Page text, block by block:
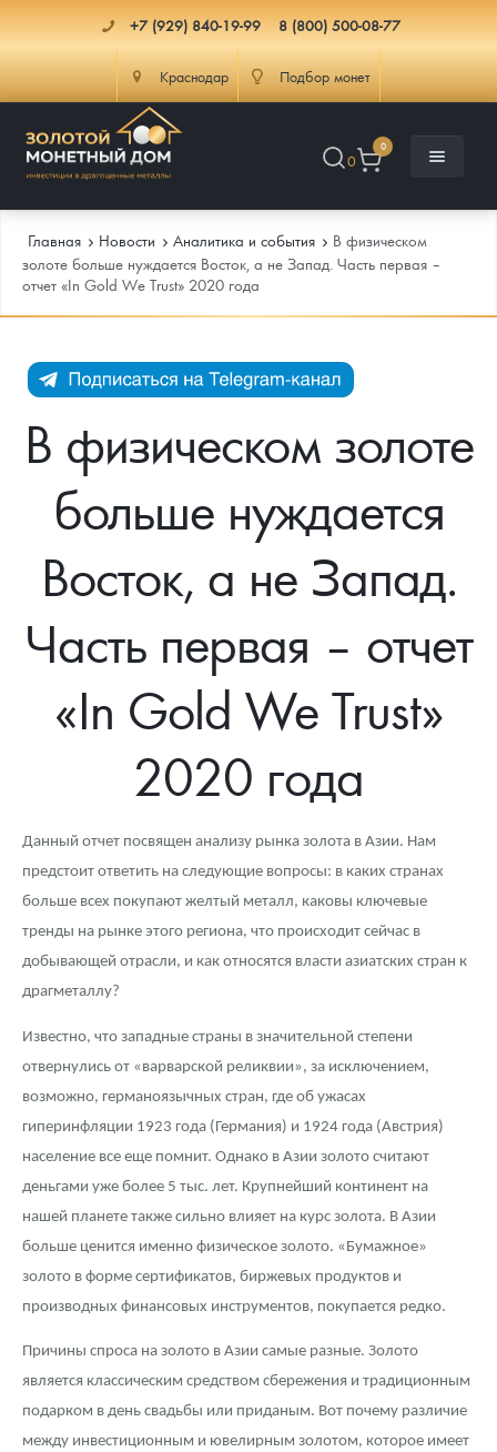
+7 (929) 840-19-99 8 (800) 500-08-77
Краснодар Подбор монет
0
0
Каталог
Каталог Монет
Монеты Россия и СССР
Иностранные
Памятные и старинные монеты
Памятные монеты России и СССР
Монеты Царской России
Монеты стран мира после 1950г
Монеты и жетоны ЗМД
Георгий Победоносец
Золотые слитки
Аксессуары
Жетоны "Необыкновенные обитатели глубин"
Ювелирные изделия
Русская нумизматика
Наборы подарочных и коллекционных монет
Монеты и жетоны из недрагоценных металлов
Книги по нумизматике
Инфо
Подлинность монет
Клуб ЗМД
Гарантии
Выкуп серебряных монет
Вопрос - ответ
Памятка для работы с монетами из драгметаллов
Условия возврата
Политика использования Cookies
Положение по обработке и защите персональных данных
Услуги
Подбор монет
Информация
Новости
Аналитика и события
2026 год
Георгий Победоносец - динамика цен
Котировки
Лом выкуп
Скупка слитков
О нас
Наши преимущества
Письмо директору
Главная Новости Аналитика и события
В физическом
золоте больше нуждается Восток, а не Запад. Часть первая –
отчет «In Gold We Trust» 2020 года
В физическом золоте
больше нуждается
Восток, а не Запад.
Часть первая – отчет
«In Gold We Trust»
2020 года
Данный отчет посвящен анализу рынка золота в Азии. Нам
предстоит ответить на следующие вопросы: в каких странах
больше всех покупают желтый металл, каковы ключевые
тренды на рынке этого региона, что происходит сейчас в
добывающей отрасли, и как относятся власти азиатских стран к
драгметаллу?
Известно, что западные страны в значительной степени
отвернулись от «варварской реликвии», за исключением,
возможно, германоязычных стран, где об ужасах
гиперинфляции 1923 года (Германия) и 1924 года (Австрия)
население все еще помнит. Однако в Азии золото считают
деньгами уже более 5 тыс. лет. Крупнейший континент на
нашей планете также сильно влияет на курс золота. В Азии
больше ценится именно физическое золото. «Бумажное»
золото в форме сертификатов, биржевых продуктов и
производных финансовых инструментов, покупается редко.
Причины спроса на золото в Азии самые разные. Золото
является классическим средством сбережения и традиционным
подарком в день свадьбы или приданым. Вот почему различие
между инвестиционным и ювелирным золотом, которое имеет